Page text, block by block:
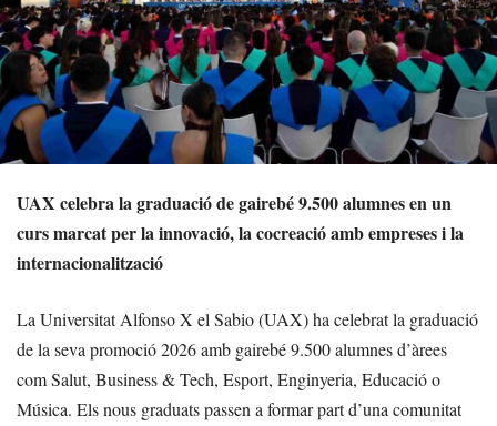
UAX celebra la graduació de gairebé 9.500 alumnes en un
curs marcat per la innovació, la cocreació amb empreses i la
internacionalització
La Universitat Alfonso X el Sabio (UAX) ha celebrat la graduació
de la seva promoció 2026 amb gairebé 9.500 alumnes d’àrees
com Salut, Business & Tech, Esport, Enginyeria, Educació o
Música. Els nous graduats passen a formar part d’una comunitat